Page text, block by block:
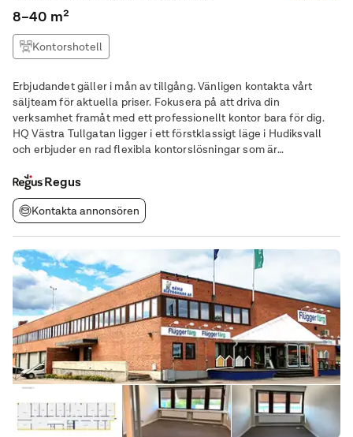
8–40 m²
Kontorshotell
Erbjudandet gäller i mån av tillgång. Vänligen kontakta vårt
säljteam för aktuella priser. Fokusera på att driva din
verksamhet framåt med ett professionellt kontor bara för dig.
HQ Västra Tullgatan ligger i ett förstklassigt läge i Hudiksvall
och erbjuder en rad flexibla kontorslösningar som är
företag. Beläget på Västra Tullgatan 6, är
Regus
Kontakta annonsören